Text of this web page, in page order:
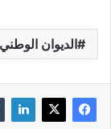
الديوان الوطني